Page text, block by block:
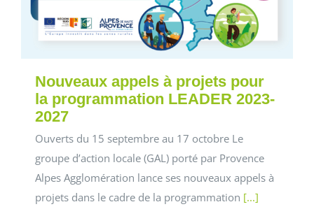
Nouveaux appels à projets pour
la programmation LEADER 2023-
2027
Ouverts du 15 septembre au 17 octobre Le
groupe d’action locale (GAL) porté par Provence
Alpes Agglomération lance ses nouveaux appels à
projets dans le cadre de la programmation [...]